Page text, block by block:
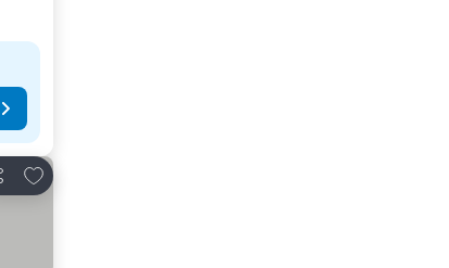
Adicionar aos favoritos